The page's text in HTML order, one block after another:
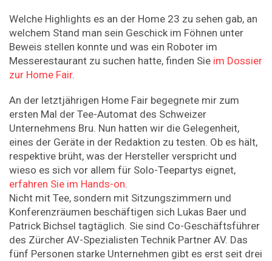
Welche Highlights es an der Home 23 zu sehen gab, an
welchem Stand man sein Geschick im Föhnen unter
Beweis stellen konnte und was ein Roboter im
Messerestaurant zu suchen hatte, finden Sie im Dossier
zur Home Fair.
An der letztjährigen Home Fair begegnete mir zum
ersten Mal der Tee-Automat des Schweizer
Unternehmens Bru. Nun hatten wir die Gelegenheit,
eines der Geräte in der Redaktion zu testen. Ob es hält,
respektive brüht, was der Hersteller verspricht und
wieso es sich vor allem für Solo-Teepartys eignet,
erfahren Sie im Hands-on.
Nicht mit Tee, sondern mit Sitzungszimmern und
Konferenzräumen beschäftigen sich Lukas Baer und
Patrick Bichsel tagtäglich. Sie sind Co-Geschäftsführer
des Zürcher AV-Spezialisten Technik Partner AV. Das
fünf Personen starke Unternehmen gibt es erst seit drei